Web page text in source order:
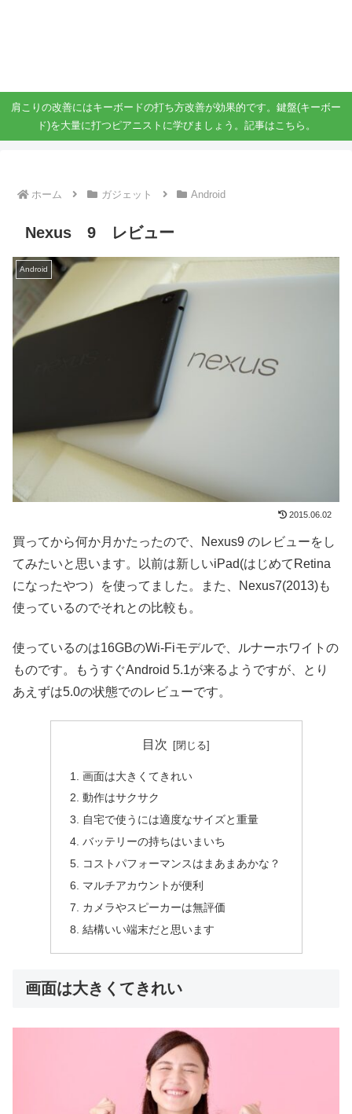
肩こりの改善にはキーボードの打ち方改善が効果的です。鍵盤(キーボー
ド)を大量に打つピアニストに学びましょう。記事はこちら。
ホーム ガジェット Android
Nexus 9 レビュー
Android
2015.06.02
買ってから何か月かたったので、Nexus9 のレビューをし
てみたいと思います。以前は新しいiPad(はじめてRetina
になったやつ）を使ってました。また、Nexus7(2013)も
使っているのでそれとの比較も。
使っているのは16GBのWi-Fiモデルで、ルナーホワイトの
ものです。もうすぐAndroid 5.1が来るようですが、とり
あえずは5.0の状態でのレビューです。
目次
画面は大きくてきれい
動作はサクサク
自宅で使うには適度なサイズと重量
バッテリーの持ちはいまいち
コストパフォーマンスはまあまあかな？
マルチアカウントが便利
カメラやスピーカーは無評価
結構いい端末だと思います
画面は大きくてきれい